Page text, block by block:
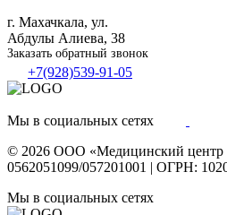
г. Махачкала, ул.
Абдулы Алиева, 38
Заказать обратный звонок
+7(928)539-91-05
Мы в социальных сетях
© 2026 ООО «Медицинский центр
0562051099/057201001 | ОГРН:
Мы в социальных сетях